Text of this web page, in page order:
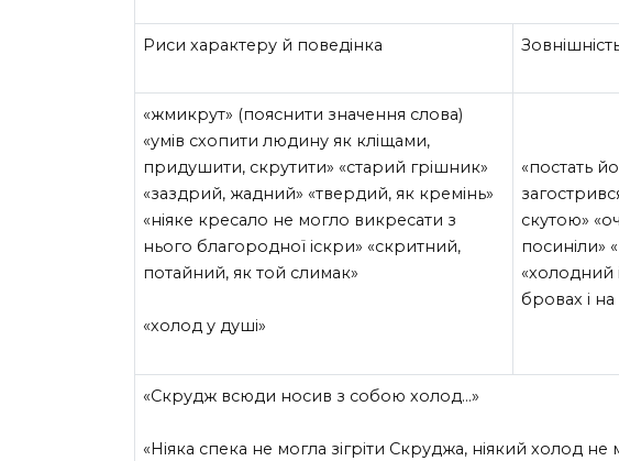
Риси характеру й поведінка
«жмикрут» (пояснити значення слова)
«умів схопити людину як кліщами,
придушити, скрутити» «старий грішник»
«заздрий, жадний» «твердий, як кремінь»
«ніяке кресало не могло викресати з
нього благородної іскри» «скритний,
потайний, як той слимак»
«холод у душі»
«постать
скутою»
посиніли»
«холодний
бровах і на
«Скрудж всюди носив з собою холод…»
«Ніяка спека не могла зігріти Скруджа, ніякий холод